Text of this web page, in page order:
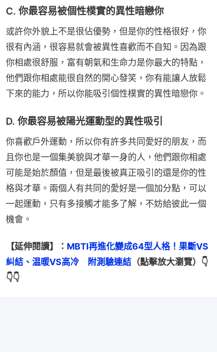
C. 你最容易被個性樸實的異性暗戀你
或許你外貌上不是很佔優勢，但是你的性格很好，你
很有內涵，很容易就會被異性喜歡而不自知。因為跟
你相處很舒服，富有朝氣和生命力是你最大的特點，
他們跟你相處能很自然的開心發笑，你有能讓人放鬆
下來的能力，所以你能吸引個性樸實的異性暗戀你。
D. 你最容易被陽光運動型的異性吸引
你喜歡戶外運動，所以你有許多共同愛好的朋友，而
且你也是一個集美貌與才華一身的人，他們跟你相處
可能是始於顏值，但是最後被真正吸引的還是你的性
格與才華。兩個人有共同的愛好是一個加分點，可以
一起運動，只有多接觸才能多了解，不妨給彼此一個
機會。
【延伸閱讀】： MBTI再進化變成64型人格！果斷VS
糾結、温暖VS高冷　附測驗連結 （點擊放大瀏覽）👇
👇👇